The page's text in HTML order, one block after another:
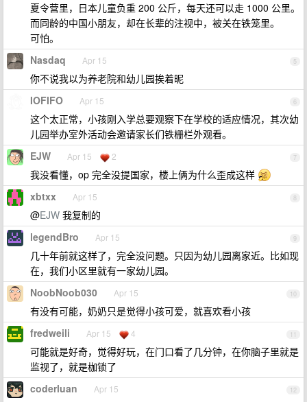
夏令营里，日本儿童负重 200 公斤，每天还可以走 1000 公里。
而同龄的中国小朋友，却在长辈的注视中，被关在铁笼里。
可怕。
5
Nasdaq Apr 15
你不说我以为养老院和幼儿园挨着昵
6
IOFIFO Apr 15
这个太正常，小孩刚入学总要观察下在学校的适应情况，其次幼
儿园举办室外活动会邀请家长们铁栅栏外观看。
7
EJW Apr 15 2
我没看懂，op 完全没提国家，楼上俩为什么歪成这样
8
xbtxx Apr 15
@EJW 我复制的
9
legendBro Apr 15
几十年前就这样了，完全没问题。只因为幼儿园离家近。比如现
在，我们小区里就有一家幼儿园。
10
NoobNoob030 Apr 15
有没有可能，奶奶只是觉得小孩可爱，就喜欢看小孩
11
fredweili Apr 15 4
可能就是好奇，觉得好玩，在门口看了几分钟，在你脑子里就是
监视了，就是枷锁了
12
coderluan Apr 15